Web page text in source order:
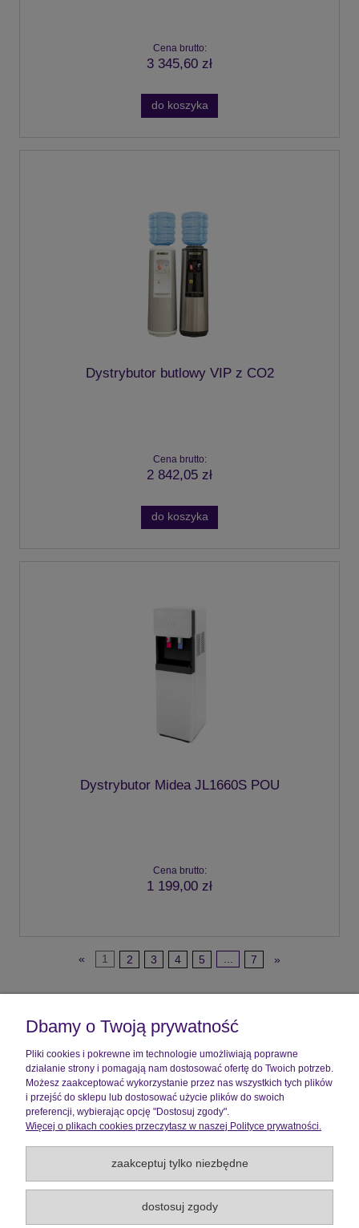
Cena brutto:
3 345,60 zł
do koszyka
Dystrybutor butlowy VIP z CO2
Cena brutto:
2 842,05 zł
do koszyka
Dystrybutor Midea JL1660S POU
Cena brutto:
1 199,00 zł
« 1 2 3 4 5 ... 7 »
Moje konto
Płatności i dostawa
Informacje
O nas
Wszelkie Prawa Zastrzeżone ©2026 |
Dbamy o Twoją prywatność
Pliki cookies i pokrewne im technologie umożliwiają poprawne
działanie strony i pomagają nam dostosować ofertę do Twoich potrzeb.
Możesz zaakceptować wykorzystanie przez nas wszystkich tych plików
i przejść do sklepu lub dostosować użycie plików do swoich
preferencji, wybierając opcję "Dostosuj zgody".
Więcej o plikach cookies przeczytasz w naszej Polityce prywatności.
zaakceptuj tylko niezbędne
dostosuj zgody